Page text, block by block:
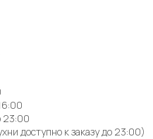
23:00
доступно к заказу до 23:00)